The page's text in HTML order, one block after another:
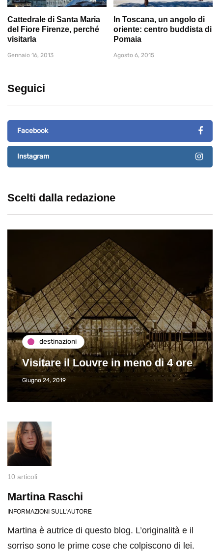
Cattedrale di Santa Maria
del Fiore Firenze, perché
visitarla
Gennaio 16, 2013
In Toscana, un angolo di
oriente: centro buddista di
Pomaia
Agosto 6, 2015
Seguici
Facebook
Instagram
Scelti dalla redazione
destinazioni
Visitare il Louvre in meno di 4 ore
Giugno 24, 2019
10 articoli
Martina Raschi
INFORMAZIONI SULL'AUTORE
Martina è autrice di questo blog. L’originalità e il
sorriso sono le prime cose che colpiscono di lei.